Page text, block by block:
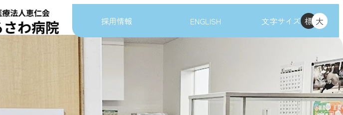
採用情報 ENGLISH 文字サイズ 標 大